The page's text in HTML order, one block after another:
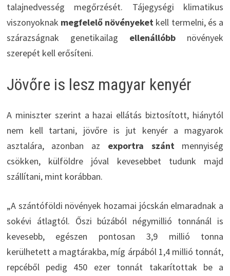
talajnedvesség megőrzését. Tájegységi klimatikus
viszonyoknak megfelelő növényeket kell termelni, és a
szárazságnak genetikailag ellenállóbb növények
szerepét kell erősíteni.
Jövőre is lesz magyar kenyér
A miniszter szerint a hazai ellátás biztosított, hiánytól
nem kell tartani, jövőre is jut kenyér a magyarok
asztalára, azonban az exportra szánt mennyiség
csökken, külföldre jóval kevesebbet tudunk majd
szállítani, mint korábban.
„A szántóföldi növények hozamai jócskán elmaradnak a
sokévi átlagtól. Őszi búzából négymillió tonnánál is
kevesebb, egészen pontosan 3,9 millió tonna
kerülhetett a magtárakba, míg árpából 1,4 millió tonnát,
repcéből pedig 450 ezer tonnát takarítottak be a